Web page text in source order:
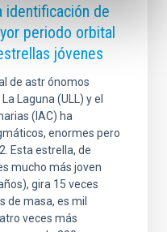
identificación de
periodo orbital
jóvenes
de astr ónomos
Laguna (ULL) y el
(IAC) ha
enormes pero
Esta estrella, de
mucho más joven
gira 15 veces
de masa, es mil
veces más